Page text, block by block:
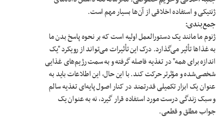
ژنتیکی و استفاده اخلاقی از آن‌ها بسیار مهم است.
جمع‌بندی:
ژنوم ما مانند یک دستورالعمل اولیه است که بر نحوه پاسخ بدن ما
به غذاها تأثیر می‌گذارد. درک این تأثیرات می‌تواند از رویکرد "یک
اندازه برای همه" در تغذیه فاصله گرفته و به سمت رژیم‌های غذایی
شخصی‌شده و مؤثرتر حرکت کند. با این حال، این اطلاعات باید به
عنوان یک ابزار تکمیلی قدرتمند در کنار اصول پایه‌ای تغذیه سالم
و سبک زندگی درست مورد استفاده قرار گیرد، نه به عنوان یک
جواب مطلق و قطعی.